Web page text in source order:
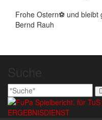
Frohe Ostern⚽️ und bleibt
Bernd Rauh
ERGEBNISDIENST